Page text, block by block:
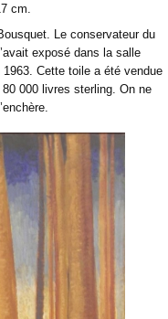
cm.
Le conservateur du
exposé dans la salle
Cette toile a été vendue
000 livres sterling. On ne